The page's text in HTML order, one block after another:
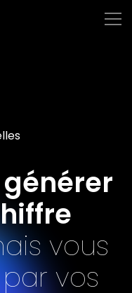
vous
vos